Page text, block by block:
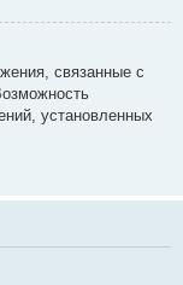
связанные с
установленных